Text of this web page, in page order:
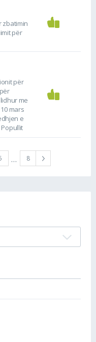
zbatimin
për
për
me
mars
e
… 8